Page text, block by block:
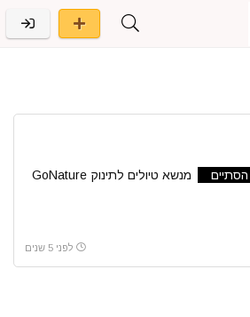
הסתיים מנשא טיולים לתינוק GoNature
לפני 5 שנים